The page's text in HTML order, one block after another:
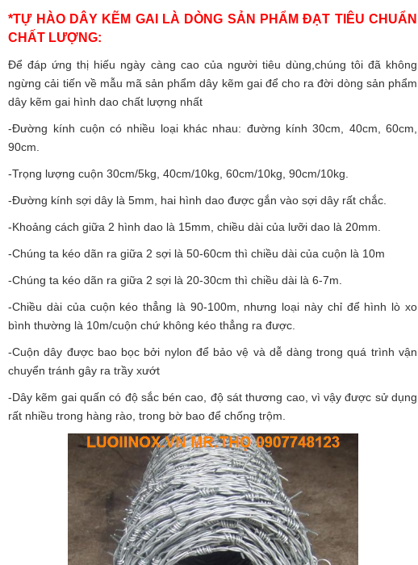
*TỰ HÀO DÂY KẼM GAI LÀ DÒNG SẢN PHẨM ĐẠT TIÊU CHUẨN
CHẤT LƯỢNG:
Để đáp ứng thị hiếu ngày càng cao của người tiêu dùng,chúng tôi đã không
ngừng cải tiến về mẫu mã sản phẩm dây kẽm gai để cho ra đời dòng sản phẩm
dây kẽm gai hình dao chất lượng nhất
-Đường kính cuộn có nhiều loại khác nhau: đường kính 30cm, 40cm, 60cm,
90cm.
-Trọng lượng cuộn 30cm/5kg, 40cm/10kg, 60cm/10kg, 90cm/10kg.
-Đường kính sợi dây là 5mm, hai hình dao được gắn vào sợi dây rất chắc.
-Khoảng cách giữa 2 hình dao là 15mm, chiều dài của lưỡi dao là 20mm.
-Chúng ta kéo dãn ra giữa 2 sợi là 50-60cm thì chiều dài của cuộn là 10m
-Chúng ta kéo dãn ra giữa 2 sợi là 20-30cm thì chiều dài là 6-7m.
-Chiều dài của cuộn kéo thẳng là 90-100m, nhưng loại này chỉ để hình lò xo
bình thường là 10m/cuộn chứ không kéo thẳng ra được.
-Cuộn dây được bao bọc bởi nylon để bảo vệ và dễ dàng trong quá trình vận
chuyển tránh gây ra trầy xướt
-Dây kẽm gai quấn có độ sắc bén cao, độ sát thương cao, vì vậy được sử dụng
rất nhiều trong hàng rào, trong bờ bao để chống trộm.